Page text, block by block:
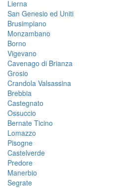
Lierna
San Genesio ed Uniti
Brusimpiano
Monzambano
Borno
Vigevano
Cavenago di Brianza
Grosio
Crandola Valsassina
Brebbia
Castegnato
Ossuccio
Bernate Ticino
Lomazzo
Pisogne
Castelverde
Predore
Manerbio
Segrate